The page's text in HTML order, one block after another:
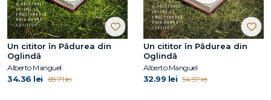
Un cititor în Pădurea din
Oglindă
Alberto Manguel
34.36 lei 68.71 lei
Un cititor în Pădurea din
Oglindă
Alberto Manguel
32.99 lei 54.97 lei